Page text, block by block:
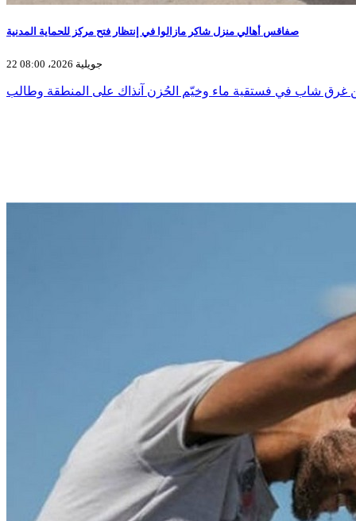
صفاقس أهالي منزل شاكر مازالوا في إنتظار فتح مركز للحماية المدنية
22 جويلية 2026، 08:00